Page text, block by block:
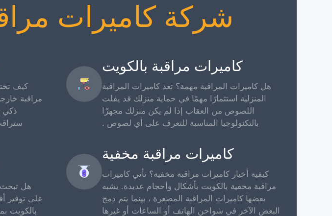
شركة كاميرات
كاميرات مراقبة بالكويت
هل كاميرات المراقبة مهمة؟ تعد كاميرات المراقبة
المنزلية استثمارًا مهمًا في حماية منزلك قد يفلت
اللصوص من العقاب إذا لم يكن منزلك مجهزًا
بالتكنولوجيا المناسبة للتعرف على أي لصوص .
كاميرات مراقبة مخفية
كيفية أخيار كاميرات مراقبة مخفية؟ تأتي كاميرات
مراقبة مخفية بالكويت بأشكال وأحجام عديدة. يشبه
بعضها كاميرات المراقبة المصغرة ، بينما يتم دمج
البعض الآخر في شواحن الهاتف أو الساعات أو غيرها
كيف
مراقبة
ذكي
هل تبحث
على توفير
بالكويت